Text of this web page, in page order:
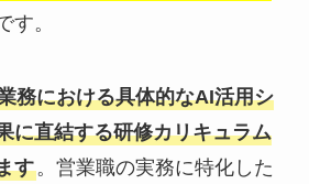
す。
務における具体的なAI活用シ
に直結する研修カリキュラム
す。営業職の実務に特化した